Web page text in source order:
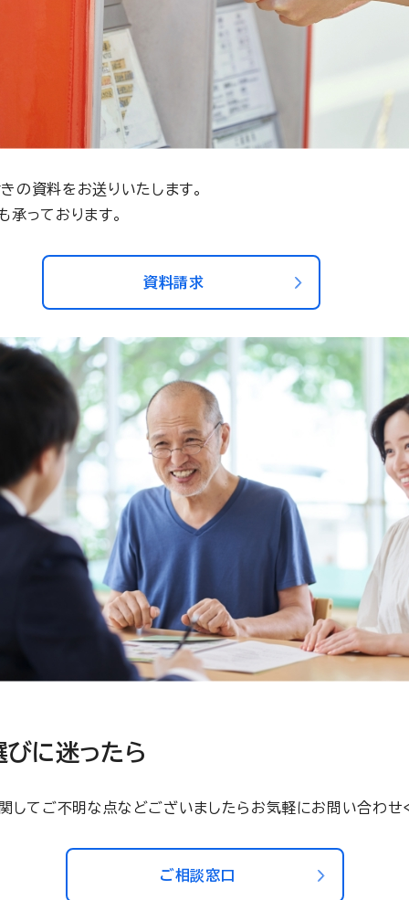
の資料をお送りいたします。
っております。
資料請求
びに迷ったら
してご不明な点などございましたらお気軽にお問い合わせ
ご相談窓口